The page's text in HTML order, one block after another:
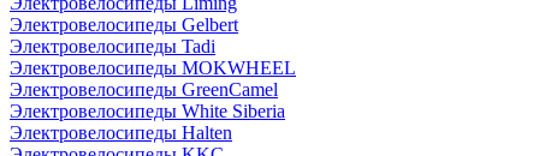
Электровелосипеды Gelbert
Электровелосипеды Tadi
Электровелосипеды MOKWHEEL
Электровелосипеды GreenCamel
Электровелосипеды White Siberia
Электровелосипеды Halten